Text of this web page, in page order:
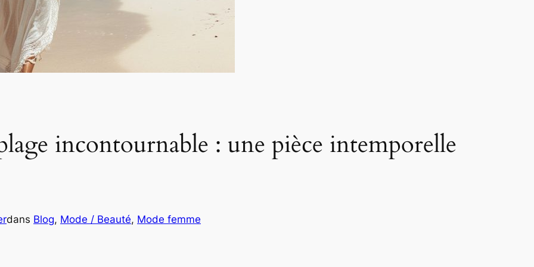
incontournable : une pièce intemporelle
dans Blog, Mode / Beauté, Mode femme